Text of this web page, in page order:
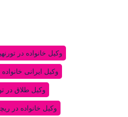
وکیل خانواده در
وکیل ایرانی خانواده
وکیل طلاق در
وکیل خانواده در